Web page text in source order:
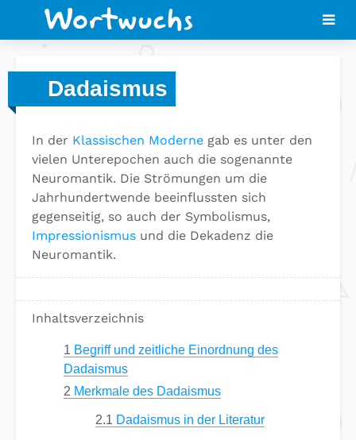
Dadaismus
In der Klassischen Moderne gab es unter den
vielen Unterepochen auch die sogenannte
Neuromantik. Die Strömungen um die
Jahrhundertwende beeinflussten sich
gegenseitig, so auch der Symbolismus,
Impressionismus und die Dekadenz die
Neuromantik.
Inhaltsverzeichnis
1 Begriff und zeitliche Einordnung des
Dadaismus
2 Merkmale des Dadaismus
2.1 Dadaismus in der Literatur